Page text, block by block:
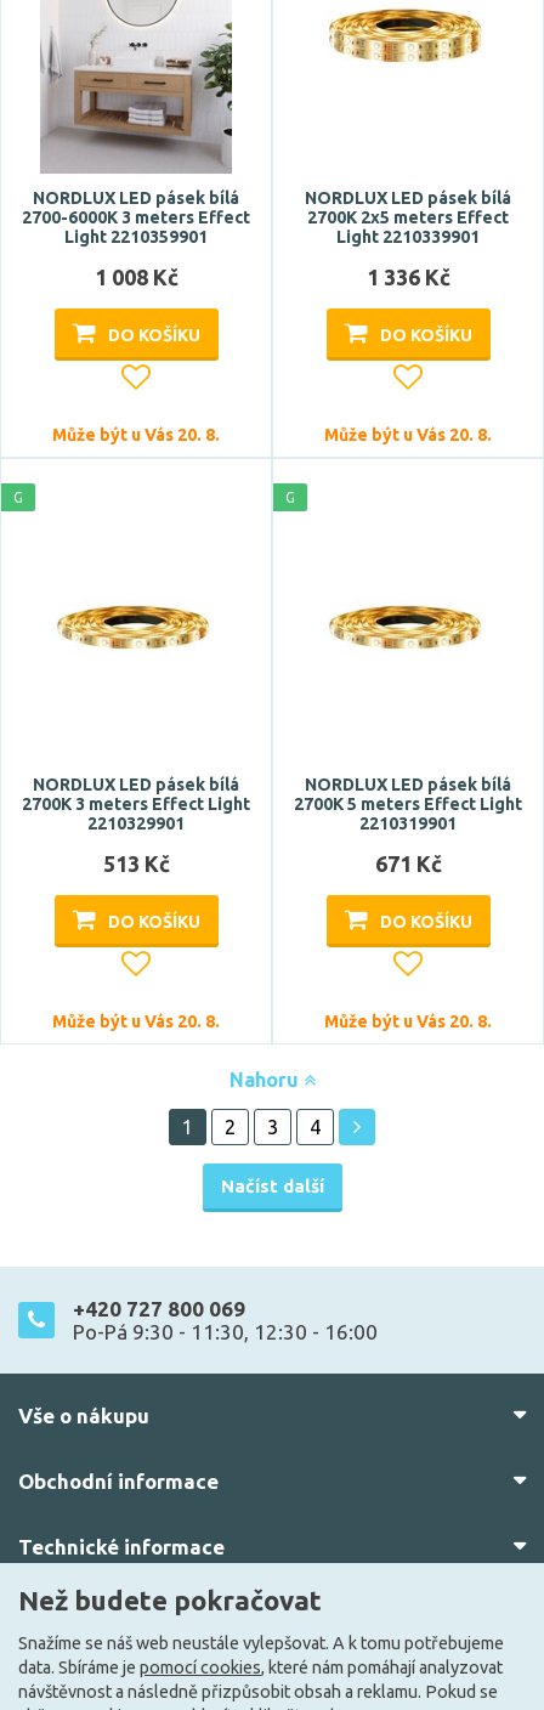
NORDLUX LED pásek bílá
2700-6000K 3 meters Effect
Light 2210359901
1 008 Kč
DO KOŠÍKU
Může být u Vás 20. 8.
NORDLUX LED pásek bílá
2700K 2x5 meters Effect
Light 2210339901
1 336 Kč
DO KOŠÍKU
Může být u Vás 20. 8.
G
NORDLUX LED pásek bílá
2700K 3 meters Effect Light
2210329901
513 Kč
DO KOŠÍKU
Může být u Vás 20. 8.
G
NORDLUX LED pásek bílá
2700K 5 meters Effect Light
2210319901
671 Kč
DO KOŠÍKU
Může být u Vás 20. 8.
Nahoru
Načíst další
1 2 3 4
+420 727 800 069
Po-Pá 9:30 - 11:30, 12:30 - 16:00
Vše o nákupu
Obchodní informace
Technické informace
O nás
Než budete pokračovat
Snažíme se náš web neustále vylepšovat. A k tomu potřebujeme
data. Sbíráme je pomocí cookies, které nám pomáhají analyzovat
návštěvnost a následně přizpůsobit obsah a reklamu. Pokud se